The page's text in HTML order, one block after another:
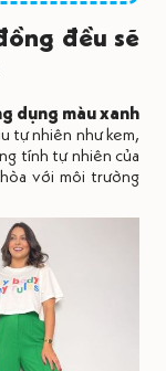
đều sẽ
dụng màu xanh
tự nhiên như kem,
tính tự nhiên của
với môi trường